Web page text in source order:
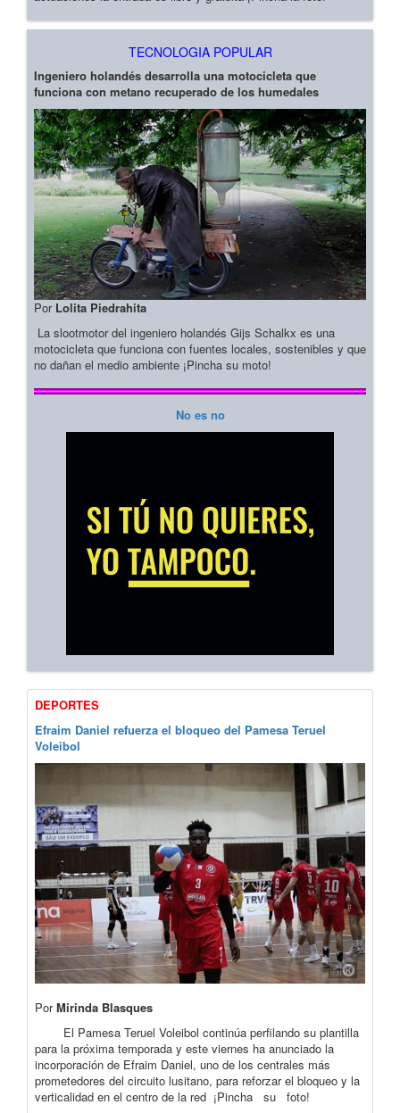
TECNOLOGIA POPULAR
Ingeniero holandés desarrolla una motocicleta que
funciona con metano recuperado de los humedales
Por Lolita Piedrahita
La slootmotor del ingeniero holandés Gijs Schalkx es una
motocicleta que funciona con fuentes locales, sostenibles y que
no dañan el medio ambiente ¡Pincha su moto!
No es no
DEPORTES
Efraim Daniel refuerza el bloqueo del Pamesa Teruel
Voleibol
PorMirinda Blasques
El Pamesa Teruel Voleibol continúa perfilando su plantilla
para la próxima temporada y este viernes ha anunciado la
incorporación de Efraim Daniel, uno de los centrales más
prometedores del circuito lusitano, para reforzar el bloqueo y la
verticalidad en el centro de la red ¡Pincha su foto!